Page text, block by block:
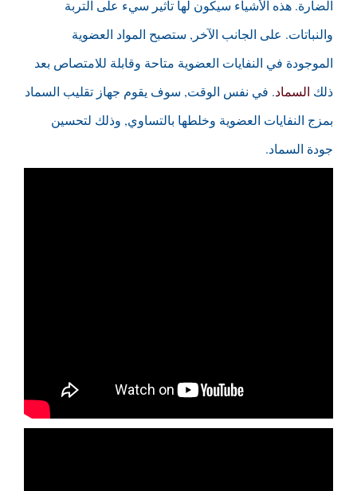
الضارة. هذه الأشياء سيكون لها تأثير سيء على التربة
والنباتات. على الجانب الآخر, ستصبح المواد العضوية
الموجودة في النفايات العضوية متاحة وقابلة للامتصاص بعد
ذلك السماد. في نفس الوقت, سوف يقوم جهاز تقليب السماد
بمزج النفايات العضوية وخلطها بالتساوي, وذلك لتحسين
جودة السماد.